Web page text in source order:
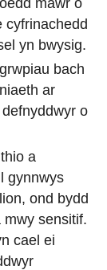
cyfrinachedd
yn bwysig.
bach
ar
o
a
gynnwys
ond bydd
sensitif.
cael ei